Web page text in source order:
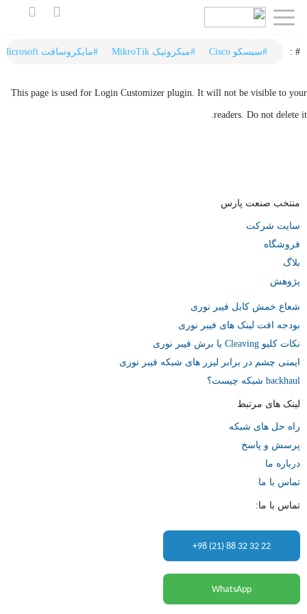
اشتراک
استفاده
از
به
اشتراک
بگذارید.
کپی
لینک
# :‌ #سیسکو Cisco #میکروتیک MikroTik #مایکروسافت Microsoft
This page is used for Login Customizer plugin. It will not be visible to your
readers. Do not delete it.
منتخب صنعت پارس
سایت شرکت
فروشگاه
بلاگ
پژوهش
شعاع خمش کابل فیبر نوری
بودجه افت لینک های فیبر نوری
نکات کلیو Cleaving یا برش فیبر نوری
ایمنی چشم در برابر لیزر های شبکه فیبر نوری
backhaul شبکه چیست؟
لینک های مرتبط
راه حل های شبکه
پرسش و پاسخ
درباره ما
تماس با ما
تماس با ما:
+98 (21) 88 32 32 22
WhatsApp